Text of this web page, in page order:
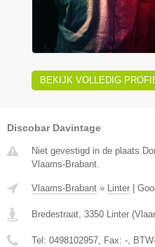
BEKIJK VOLLEDIG
Discobar Davintage
Niet gevestigd in de plaats
Vlaams-Brabant.
Vlaams-Brabant » Linter
Bredestraat, 3350 Linter (
Tel: 0498102957, Fax: -,